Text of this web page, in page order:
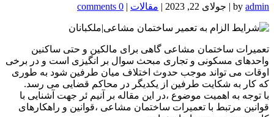
by admin
| جولای 22, 2023 | مقالات |
0 comments
تعمیرات ساختمان مشاعی گاهی برای مالکین و حتی ساکنین
واحدهای مسکونی و تجاری مبحث سوال بر انگیزی است و در برخی
اوقات می تواند موجب حدوث اختلاف میان طرفین شود به طوری
که کار به شکایت طرفین از یکدیگر در محاکم قضایی می رسد.
با توجه به اهمیت موضوع ،در این مقاله بر آنیم ئر جهت آشنایی با
قوانین مرتبط با تعمیرات ساختمان مشاعی ،قوانین و راهکارهای